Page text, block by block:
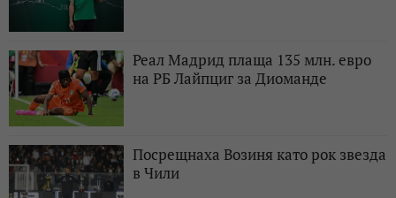
Реал Мадрид плаща 135 млн. евро
на РБ Лайпциг за Диоманде
Посрещнаха Возиня като рок звезда
в Чили